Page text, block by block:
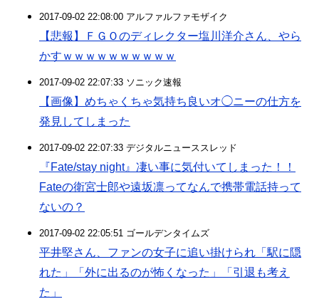
2017-09-02 22:08:00 アルファルファモザイク
【悲報】ＦＧＯのディレクター塩川洋介さん、やら
かすｗｗｗｗｗｗｗｗｗｗ
2017-09-02 22:07:33 ソニック速報
【画像】めちゃくちゃ気持ち良いオ◯ニーの仕方を
発見してしまった
2017-09-02 22:07:33 デジタルニューススレッド
『Fate/stay night』凄い事に気付いてしまった！！
Fateの衛宮士郎や遠坂凛ってなんで携帯電話持って
ないの？
2017-09-02 22:05:51 ゴールデンタイムズ
平井堅さん、ファンの女子に追い掛けられ「駅に隠
れた」「外に出るのが怖くなった」「引退も考え
た」